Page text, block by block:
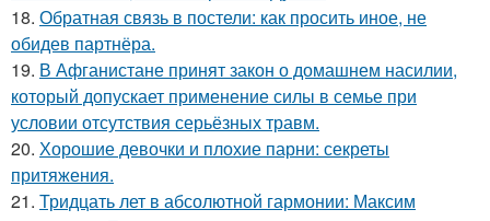
18. Обратная связь в постели: как просить иное, не
обидев партнёра.
19. В Афганистане принят закон о домашнем насилии,
который допускает применение силы в семье при
условии отсутствия серьёзных травм.
20. Хорошие девочки и плохие парни: секреты
притяжения.
21. Тридцать лет в абсолютной гармонии: Максим